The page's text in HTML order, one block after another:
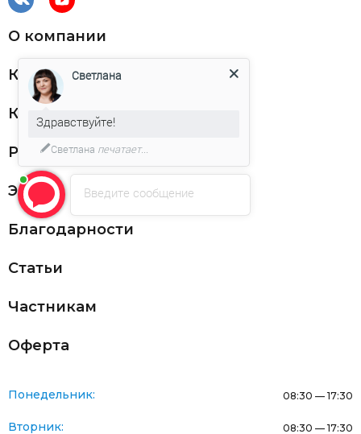
О компании
Клиентам
Контакты
Реквизиты
ЭДО
Благодарности
Статьи
Частникам
Оферта
Понедельник: 08:30 — 17:30
Вторник: 08:30 — 17:30
Введите сообщение
Светлана
Здравствуйте!
Светлана печатает...